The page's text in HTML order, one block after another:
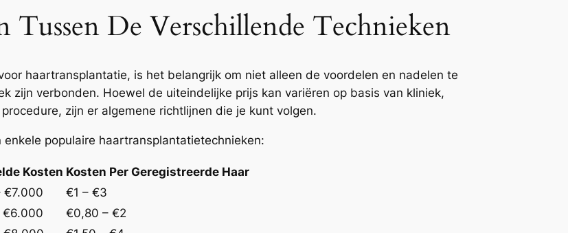
De Verschillende Technieken
haartransplantatie, is het belangrijk om niet alleen de voordelen en nadelen te
zijn verbonden. Hoewel de uiteindelijke prijs kan variëren op basis van kliniek,
zijn er algemene richtlijnen die je kunt volgen.
populaire haartransplantatietechnieken:
Kosten Kosten Per Geregistreerde Haar
€7.000
€1 – €3
€6.000
€0,80 – €2